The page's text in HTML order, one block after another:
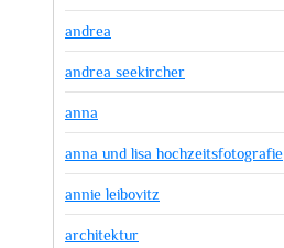
andrea
andrea seekircher
anna
anna und lisa hochzeitsfotografie
annie leibovitz
architektur